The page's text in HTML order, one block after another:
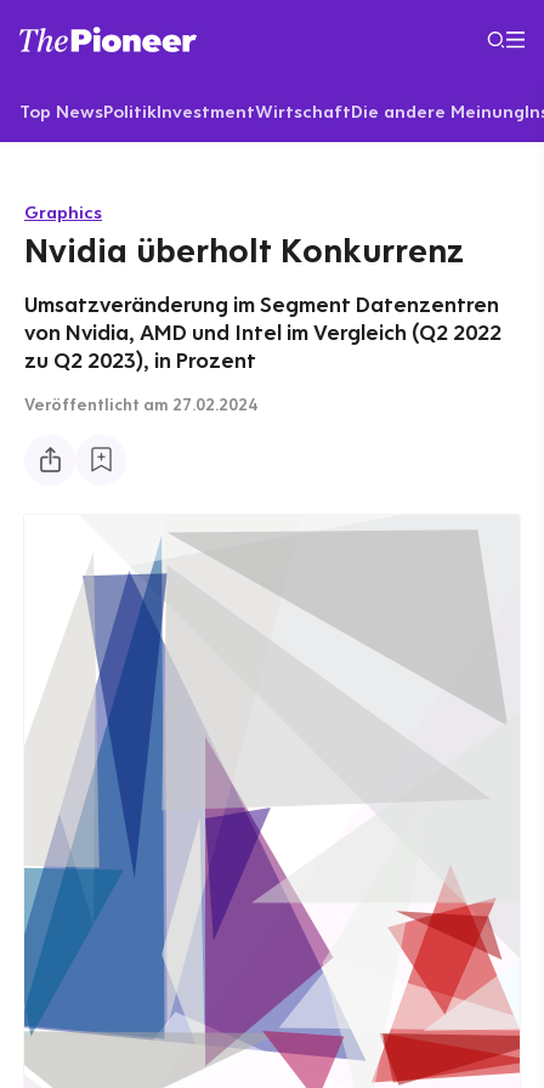
Top NewsPolitikInvestmentWirtschaftDie andere Meinung
Graphics
Nvidia überholt Konkurrenz
Umsatzveränderung im Segment Datenzentren
von Nvidia, AMD und Intel im Vergleich (Q2 2022
zu Q2 2023), in Prozent
Veröffentlicht am 27.02.2024